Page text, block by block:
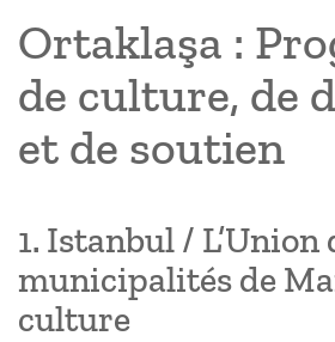
Ortaklaşa :
de culture, de
et de soutien
1. Istanbul / L’Union
municipalités de
culture